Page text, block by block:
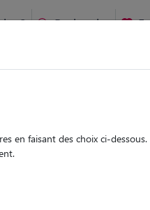
? Recherche
chez le Pet Sitter
chez le Pet Sitter
en faisant des choix ci-